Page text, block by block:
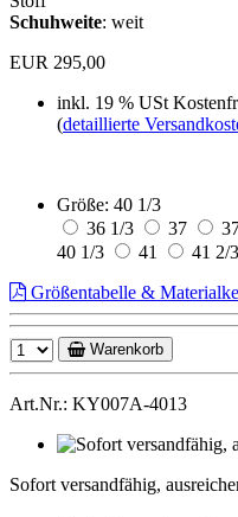
Schuhweite: weit
EUR 295,00
inkl. 19 % USt
(detaillierte
Größe: 40 1/3
36 1/3
37
40 1/3
41 41 2/3
Größentabelle &
Warenkorb
Art.Nr.: KY007A-4013
Sofort versandfähig,